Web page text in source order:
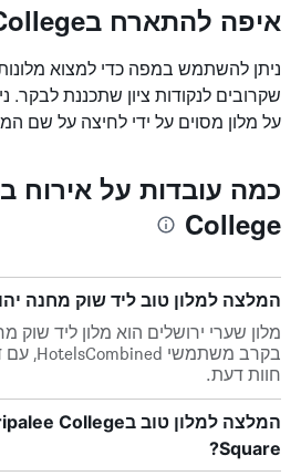
איפה להתארח בSripalee College
שקרובים לנקודות ציון שתכננת לבקר.
על מלון מסוים על ידי לחיצה על שם
College
המלצה למלון טוב ליד שוק מחנה
מלון שערי ירושלים הוא מלון ליד שוק
חוות דעת.
Square?